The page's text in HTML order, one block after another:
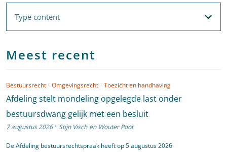
Type content
Type content
Filteropties
Meest recent
Bestuursrecht · Omgevingsrecht · Toezicht en handhaving
Afdeling stelt mondeling opgelegde last onder
bestuursdwang gelijk met een besluit
7 augustus 2026 · Stijn Visch en Wouter Poot
De Afdeling bestuursrechtspraak heeft op 5 augustus 2026